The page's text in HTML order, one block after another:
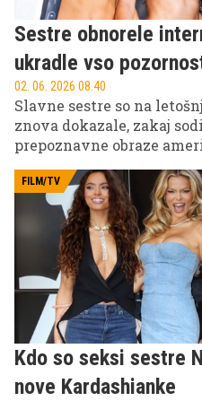
Sestre obnorele
ukradle vso
02. 06. 2026 08.40
Slavne sestre so na
znova dokazale, zakaj
prepoznavne obraze
luksuzno znamko so
na družbenih omrežjih.
FILM/TV
Kdo so seksi sestre
nove Kardashianke